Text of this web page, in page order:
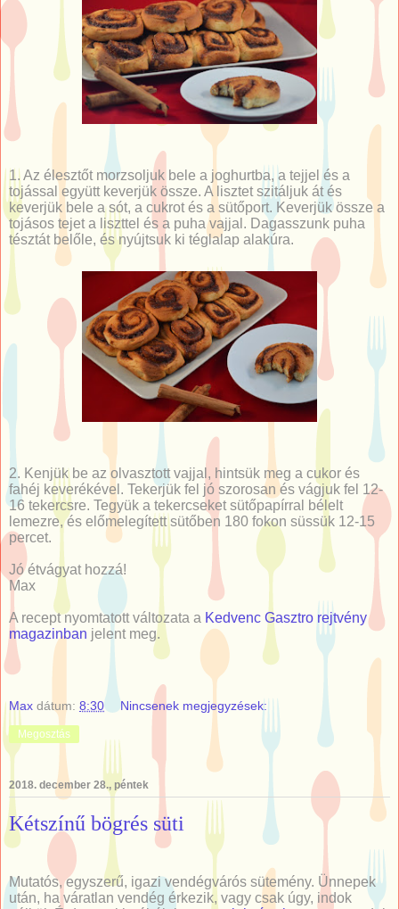
1. Az élesztőt morzsoljuk bele a joghurtba, a tejjel és a
tojással együtt keverjük össze. A lisztet szitáljuk át és
keverjük bele a sót, a cukrot és a sütőport. Keverjük össze a
tojásos tejet a liszttel és a puha vajjal. Dagasszunk puha
tésztát belőle, és nyújtsuk ki téglalap alakúra.
2. Kenjük be az olvasztott vajjal, hintsük meg a cukor és
fahéj keverékével. Tekerjük fel jó szorosan és vágjuk fel 12-
16 tekercsre. Tegyük a tekercseket sütőpapírral bélelt
lemezre, és előmelegített sütőben 180 fokon süssük 12-15
percet.
Jó étvágyat hozzá!
Max
A recept nyomtatott változata a Kedvenc Gasztro rejtvény
magazinban jelent meg.
Max dátum: 8:30 Nincsenek megjegyzések:
Megosztás
2018. december 28., péntek
Kétszínű bögrés süti
Mutatós, egyszerű, igazi vendégvárós sütemény. Ünnepek
után, ha váratlan vendég érkezik, vagy csak úgy, indok